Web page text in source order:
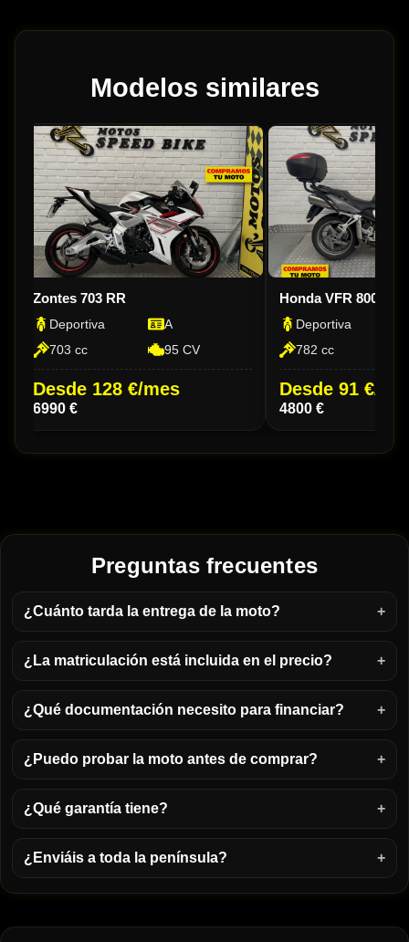
Modelos similares
Zontes 703 RR
Deportiva
A
703 cc
95 CV
Desde 128 €/mes
6990 €
Honda VFR 800 Fi
Deportiva
782 cc
Desde 91 €/
4800 €
Preguntas frecuentes
¿Cuánto tarda la entrega de la moto?
¿La matriculación está incluida en el precio?
¿Qué documentación necesito para financiar?
¿Puedo probar la moto antes de comprar?
¿Qué garantía tiene?
¿Enviáis a toda la península?